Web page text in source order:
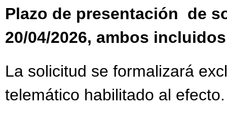
Plazo de presentación de
20/04/2026, ambos incluidos
La solicitud se formalizará
telemático habilitado al efecto.